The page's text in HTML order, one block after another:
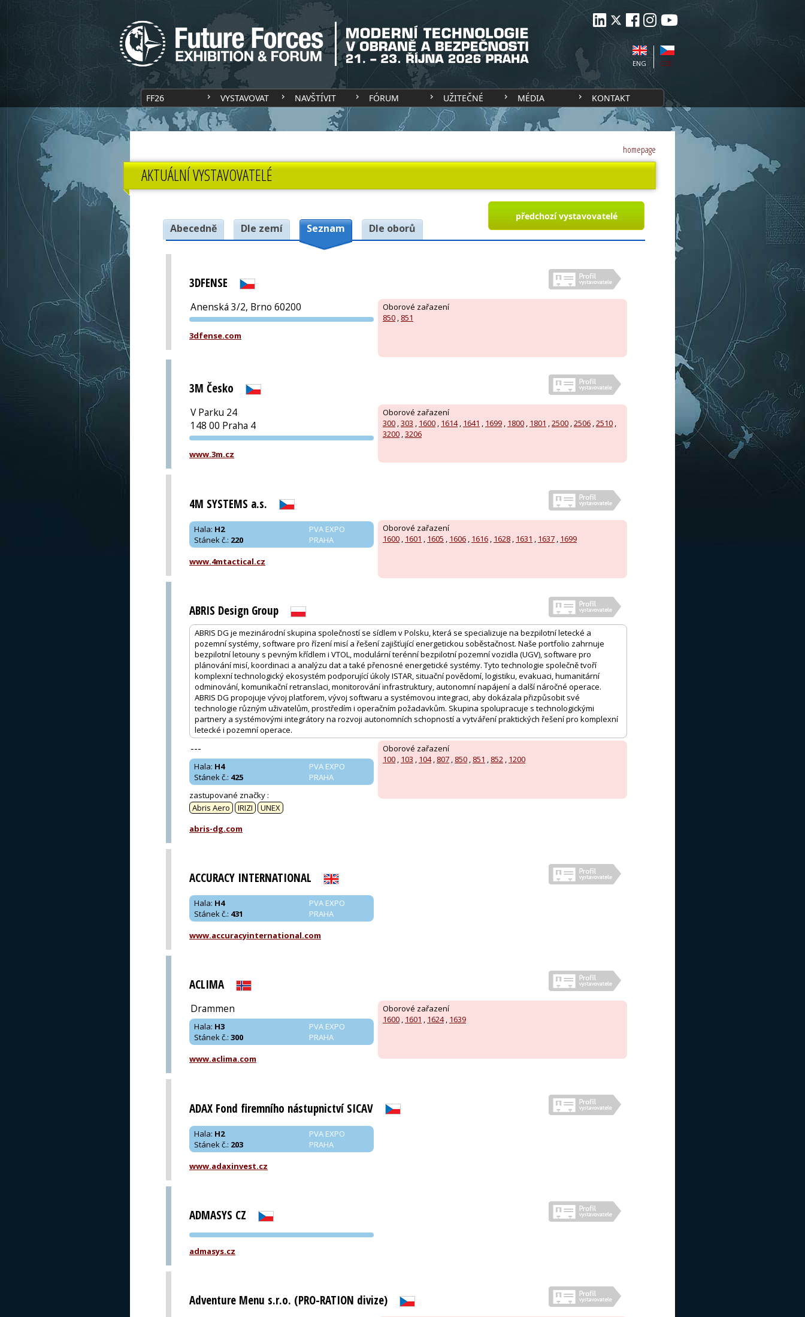
CZE
ENG
FF26 VYSTAVOVAT NAVŠTÍVIT FÓRUM UŽITEČNÉ MÉDIA KONTAKT
homepage
AKTUÁLNÍ VYSTAVOVATELÉ
předchozí vystavovatelé
Abecedně Dle zemí Seznam Dle oborů
3DFENSE
Oborové zařazení
850 , 851
Anenská 3/2, Brno 60200
PVA EXPO
3dfense.com
3M Česko
Oborové zařazení
300 ,303 , 1600 , 1614, 1641 , 1699 , 1800 , 1801 ,2500 ,2506 ,2510 ,
3200 ,3206
V Parku 24
148 00 Praha 4
PVA EXPO
www.3m.cz
4M SYSTEMS a.s.
Oborové zařazení
1600 1601 1605 1606 1616 1628 1631 1637 1699
PVA EXPO
PRAHA
Hala: H2
Stánek č.: 220
www.4mtactical.cz
ABRIS Design Group
ABRIS DG je mezinárodní skupina společností se sídlem v Polsku, která se specializuje na bezpilotní letecké a
pozemní systémy, software pro řízení misí a řešení zajišťující energetickou soběstačnost. Naše portfolio zahrnuje
bezpilotní letouny s pevným křídlem i VTOL, modulární terénní bezpilotní pozemní vozidla (UGV), software pro
plánování misí, koordinaci a analýzu dat a také přenosné energetické systémy. Tyto technologie společně tvoří
komplexní technologický ekosystém podporující úkoly ISTAR, situační povědomí, logistiku, evakuaci, humanitární
odminování, komunikační retranslaci, monitorování infrastruktury, autonomní napájení a další náročné operace.
ABRIS DG propojuje vývoj platforem, vývoj softwaru a systémovou integraci, aby dokázala přizpůsobit své
technologie různým uživatelům, prostředím i operačním požadavkům. Skupina spolupracuje s technologickými
partnery a systémovými integrátory na rozvoji autonomních schopností a vytváření praktických řešení pro komplexní
letecké i pozemní operace.
Oborové zařazení
100 , 103 , 104, 807 , 850 , 851 , 852 , 1200
---
PVA EXPO
PRAHA
Hala: H4
Stánek č.: 425
zastupované značky :
Abris Aero
IRIZI
UNEX
abris-dg.com
ACCURACY INTERNATIONAL
PVA EXPO
PRAHA
Hala: H4
Stánek č.: 431
www.accuracyinternational.com
ACLIMA
Oborové zařazení
1600 , 1601 , 1624, 1639
Drammen
PVA EXPO
PRAHA
Hala: H3
Stánek č.: 300
www.aclima.com
ADAX Fond firemního nástupnictví SICAV
PVA EXPO
PRAHA
Hala: H2
Stánek č.: 203
www.adaxinvest.cz
ADMASYS CZ
PVA EXPO
admasys.cz
Adventure Menu s.r.o. (PRO-RATION divize)